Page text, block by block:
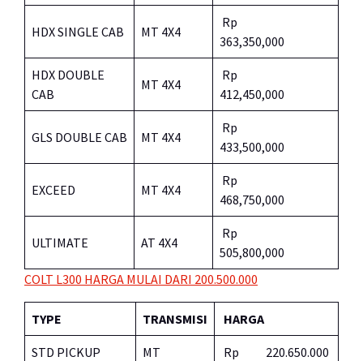
HDX SINGLE CAB MT 4X4
Rp
363,350,000
HDX DOUBLE
CAB
MT 4X4
Rp
412,450,000
GLS DOUBLE CAB MT 4X4
Rp
433,500,000
EXCEED MT 4X4
Rp
468,750,000
ULTIMATE AT 4X4
Rp
505,800,000
COLT L300 HARGA MULAI DARI 200.500.000
TYPE TRANSMISI HARGA
STD PICKUP MT Rp 220.650.000